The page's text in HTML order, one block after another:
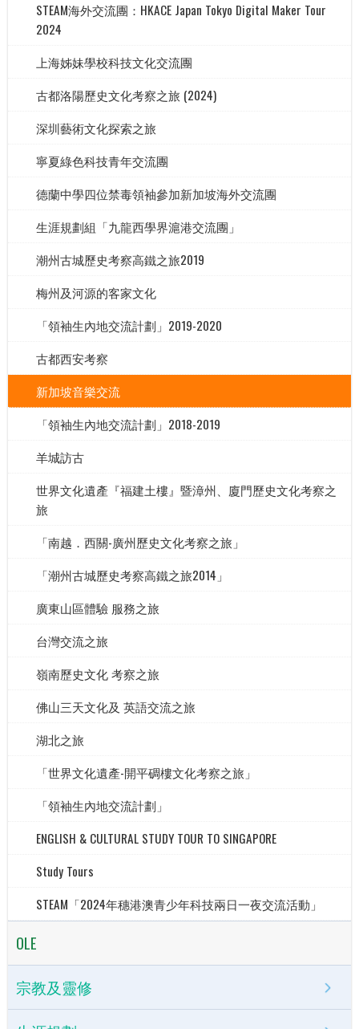
STEAM海外交流團：HKACE Japan Tokyo Digital Maker Tour
2024
上海姊妹學校科技文化交流團
古都洛陽歷史文化考察之旅 (2024)
深圳藝術文化探索之旅
寧夏綠色科技青年交流團
德蘭中學四位禁毒領袖參加新加坡海外交流團
生涯規劃組「九龍西學界滬港交流團」
潮州古城歷史考察高鐵之旅2019
梅州及河源的客家文化
「領袖生內地交流計劃」2019-2020
古都西安考察
新加坡音樂交流
「領袖生內地交流計劃」2018-2019
羊城訪古
世界文化遺產『福建土樓』暨漳州、廈門歷史文化考察之
旅
「南越．西關-廣州歷史文化考察之旅」
「潮州古城歷史考察高鐵之旅2014」
廣東山區體驗 服務之旅
台灣交流之旅
嶺南歷史文化 考察之旅
佛山三天文化及 英語交流之旅
湖北之旅
「世界文化遺產-開平碉樓文化考察之旅」
「領袖生內地交流計劃」
ENGLISH & CULTURAL STUDY TOUR TO SINGAPORE
Study Tours
STEAM「2024年穗港澳青少年科技兩日一夜交流活動」
OLE
宗教及靈修